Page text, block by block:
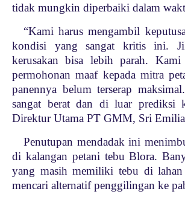
tidak mungkin diperbaiki dalam
“Kami harus mengambil
kondisi yang sangat kritis ini.
kerusakan bisa lebih parah. Kami
permohonan maaf kepada mitra
panennya belum terserap
sangat berat dan di luar prediksi
Direktur Utama PT GMM, Sri
Penutupan mendadak ini
di kalangan petani tebu Blora.
yang masih memiliki tebu di
mencari alternatif penggilingan ke